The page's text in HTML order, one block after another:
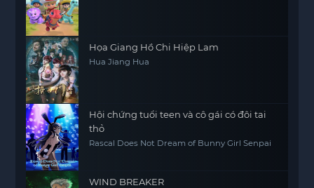
Họa Giang Hồ Chi Hiệp Lam
Hua Jiang Hua
Hội chứng tuổi teen và cô gái có đôi tai
thỏ
Rascal Does Not Dream of Bunny Girl Senpai
WIND BREAKER